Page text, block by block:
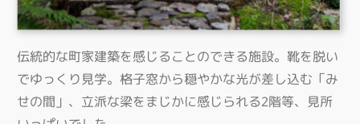
伝統的な町家建築を感じることのできる施設。靴を脱い
でゆっくり見学。格子窓から穏やかな光が差し込む「み
せの間」、立派な梁をまじかに感じられる2階等、見所